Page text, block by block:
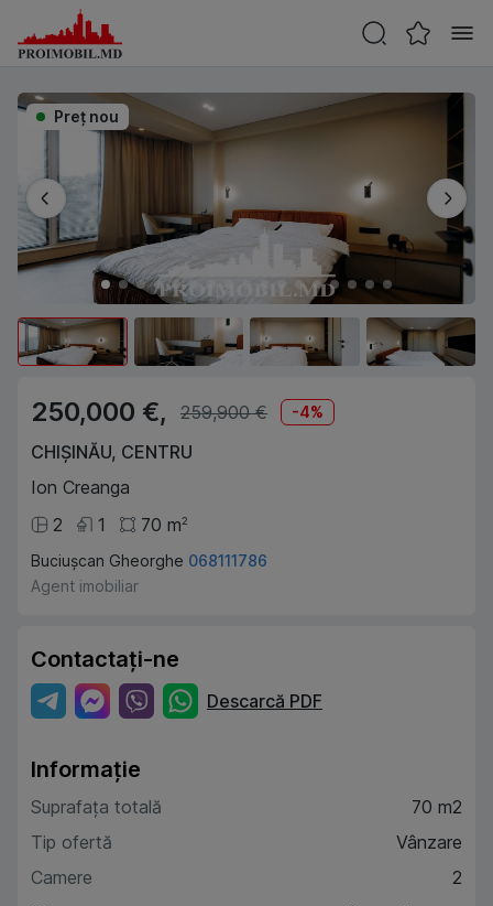
Preţ nou
250,000 €, 259,900 € -4%
CHIȘINĂU, CENTRU
Ion Creanga
2
1 70 m2
Buciușcan Gheorghe 068111786
Agent imobiliar
Contactați-ne
Descarcă PDF
Informație
Suprafața totală
70 m2
Tip ofertă
Vânzare
Camere
2